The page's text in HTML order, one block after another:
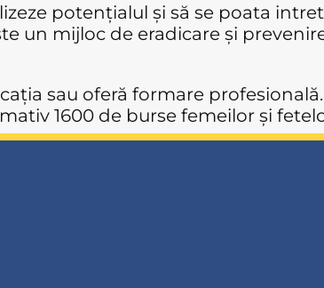
potențialul și să se poata
un mijloc de eradicare și
sau oferă formare
1600 de burse femeilor și